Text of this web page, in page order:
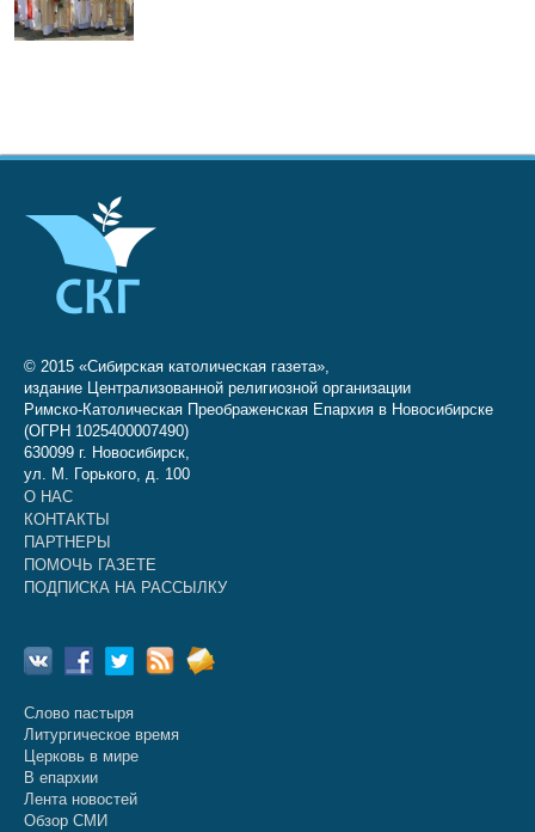
© 2015 «Сибирская католическая газета»,
издание Централизованной религиозной организации
Римско-Католическая Преображенская Епархия в Новосибирске
(ОГРН 1025400007490)
630099 г. Новосибирск,
ул. М. Горького, д. 100
О НАС
КОНТАКТЫ
ПАРТНЕРЫ
ПОМОЧЬ ГАЗЕТЕ
ПОДПИСКА НА РАССЫЛКУ
Слово пастыря
Литургическое время
Церковь в мире
В епархии
Лента новостей
Обзор СМИ